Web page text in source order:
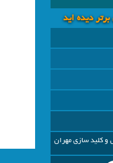
دیده اید
کلید سازی مهران